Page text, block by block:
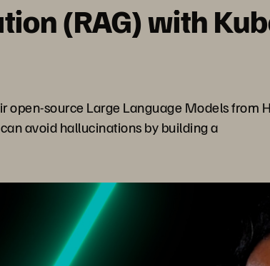
(RAG) with
source Large Language Models from
avoid hallucinations by building a